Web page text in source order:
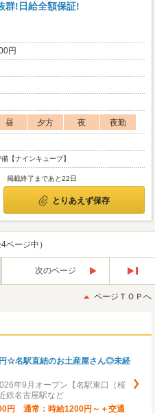
群!日給全額保証!
円
昼 夕方 夜
夜勤
【ナインキューブ】
掲載終了まであと22日
とりあえず保存
ページ中）
次のページ
後
ページＴＯＰへ
☆名駅直結のお土産屋さん◎未経
年9月オープン【名駅東口（桜
鉄名古屋駅など
円 通常：時給1200円～＋交通